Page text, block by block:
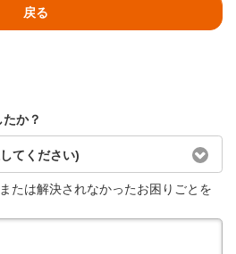
戻る
か？
てください)
たは解決されなかったお困りごとを